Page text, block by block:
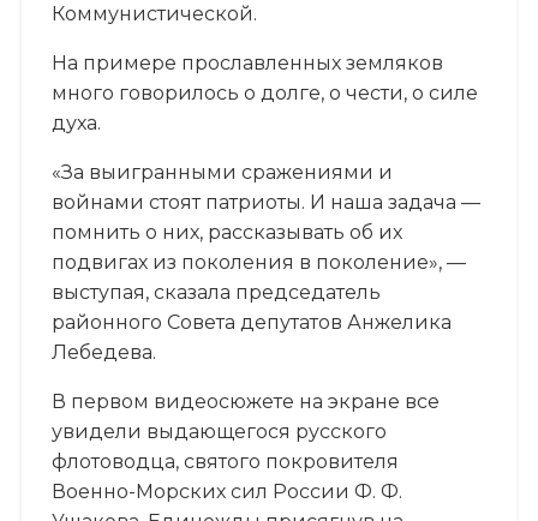
Коммунистической.
На примере прославленных земляков
много говорилось о долге, о чести, о силе
духа.
«За выигранными сражениями и
войнами стоят патриоты. И наша задача —
помнить о них, рассказывать об их
подвигах из поколения в поколение», —
выступая, сказала председатель
районного Совета депутатов Анжелика
Лебедева.
В первом видеосюжете на экране все
увидели выдающегося русского
флотоводца, святого покровителя
Военно-Морских сил России Ф. Ф.